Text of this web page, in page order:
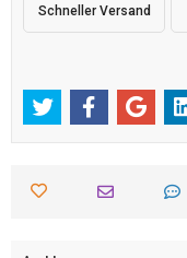
Schneller Versand